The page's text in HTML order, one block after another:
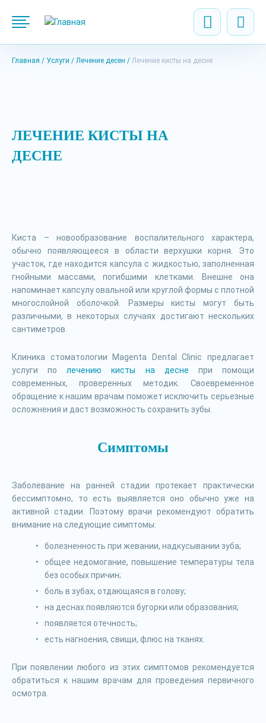
Главная Услуги Лечение десен Лечение кисты на десне
ЛЕЧЕНИЕ КИСТЫ НА
ДЕСНЕ
Киста – новообразование воспалительного характера,
обычно появляющееся в области верхушки корня. Это
участок, где находится капсула с жидкостью, заполненная
гнойными массами, погибшими клетками. Внешне она
напоминает капсулу овальной или круглой формы с плотной
многослойной оболочкой. Размеры кисты могут быть
различными, в некоторых случаях достигают нескольких
сантиметров.
Клиника стоматологии Magenta Dental Clinic предлагает
услуги полечению кисты на десне при помощи
современных, проверенных методик. Своевременное
обращение к нашим врачам поможет исключить серьезные
осложнения и даст возможность сохранить зубы.
Симптомы
Заболевание на ранней стадии протекает практически
бессимптомно, то есть выявляется оно обычно уже на
активной стадии. Поэтому врачи рекомендуют обратить
внимание на следующие симптомы:
болезненность при жевании, надкусывании зуба;
общее недомогание, повышение температуры тела
без особых причин;
боль в зубах, отдающаяся в голову;
на деснах появляются бугорки или образования;
появляется отечность;
есть нагноения, свищи, флюс на тканях.
При появлении любого из этих симптомов рекомендуется
обратиться к нашим врачам для проведения первичного
осмотра.